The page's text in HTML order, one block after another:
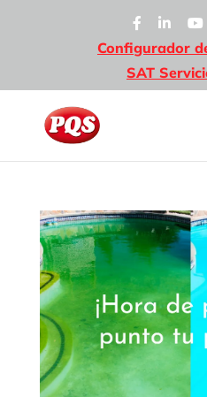
Configurador
SAT